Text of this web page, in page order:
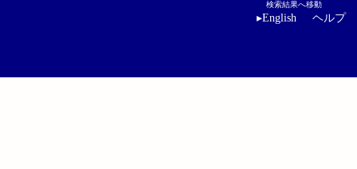
検索結果へ移動
▸English ヘルプ